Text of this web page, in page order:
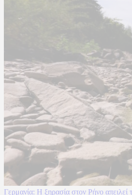
Γερμανία: Η ξηρασία στον Ρήνο απειλεί